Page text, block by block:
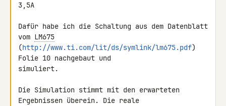
3,5A
Dafür habe ich die Schaltung aus dem Datenblatt
vom LM675
(http://www.ti.com/lit/ds/symlink/lm675.pdf)
Folie 10 nachgebaut und
simuliert.
Die Simulation stimmt mit den erwarteten
Ergebnissen überein. Die reale